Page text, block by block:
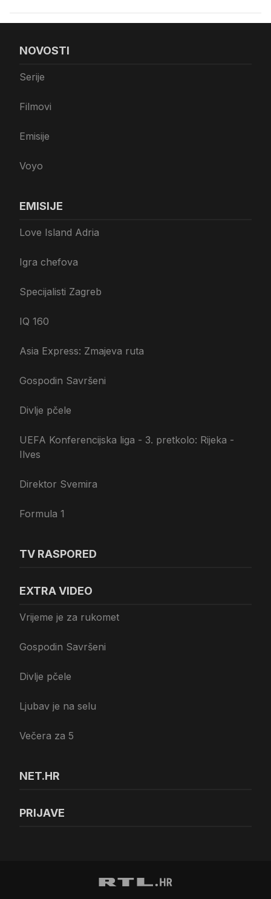
NOVOSTI
Serije
Filmovi
Emisije
Voyo
EMISIJE
Love Island Adria
Igra chefova
Specijalisti Zagreb
IQ 160
Asia Express: Zmajeva ruta
Gospodin Savršeni
Divlje pčele
UEFA Konferencijska liga - 3. pretkolo: Rijeka -
Ilves
Direktor Svemira
Formula 1
TV RASPORED
EXTRA VIDEO
Vrijeme je za rukomet
Gospodin Savršeni
Divlje pčele
Ljubav je na selu
Večera za 5
NET.HR
PRIJAVE